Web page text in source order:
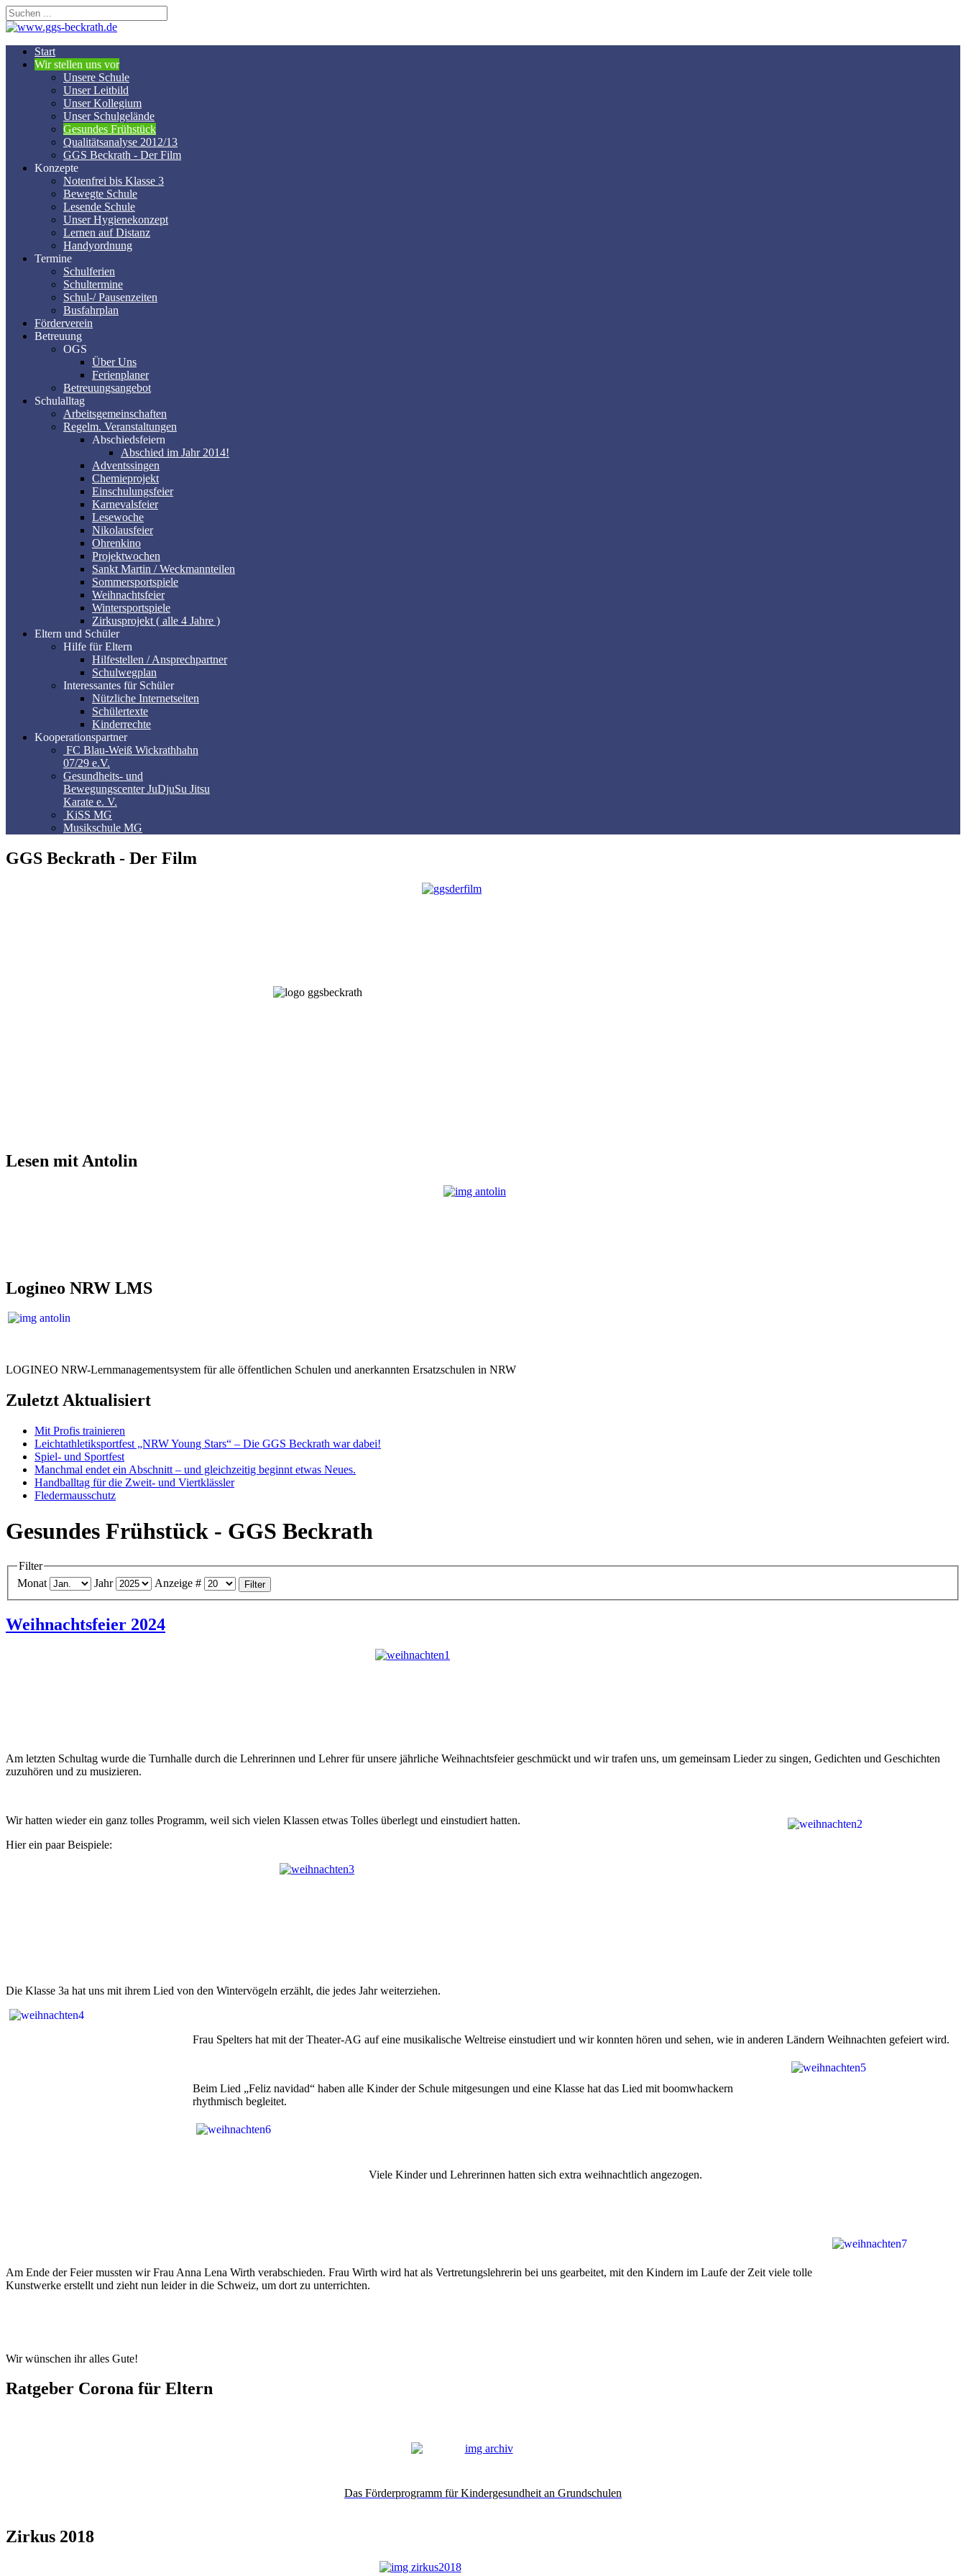
Start
Wir stellen uns vor
Unsere Schule
Unser Leitbild
Unser Kollegium
Unser Schulgelände
Gesundes Frühstück
Qualitätsanalyse 2012/13
GGS Beckrath - Der Film
Konzepte
Notenfrei bis Klasse 3
Bewegte Schule
Lesende Schule
Unser Hygienekonzept
Lernen auf Distanz
Handyordnung
Termine
Schulferien
Schultermine
Schul-/ Pausenzeiten
Busfahrplan
Förderverein
Betreuung
OGS
Über Uns
Ferienplaner
Betreuungsangebot
Schulalltag
Arbeitsgemeinschaften
Regelm. Veranstaltungen
Abschiedsfeiern
Abschied im Jahr 2014!
Adventssingen
Chemieprojekt
Einschulungsfeier
Karnevalsfeier
Lesewoche
Nikolausfeier
Ohrenkino
Projektwochen
Sankt Martin / Weckmannteilen
Sommersportspiele
Weihnachtsfeier
Wintersportspiele
Zirkusprojekt ( alle 4 Jahre )
Eltern und Schüler
Hilfe für Eltern
Hilfestellen / Ansprechpartner
Schulwegplan
Interessantes für Schüler
Nützliche Internetseiten
Schülertexte
Kinderrechte
Kooperationspartner
FC Blau-Weiß Wickrathhahn
07/29 e.V.
Gesundheits- und
Bewegungscenter JuDjuSu Jitsu
Karate e. V.
KiSS MG
Musikschule MG
GGS Beckrath - Der Film
Lesen mit Antolin
Logineo NRW LMS
LOGINEO NRW-Lernmanagementsystem für alle öffentlichen Schulen und anerkannten Ersatzschulen in NRW
Zuletzt Aktualisiert
Mit Profis trainieren
Leichtathletiksportfest „NRW Young Stars“ – Die GGS Beckrath war dabei!
Spiel- und Sportfest
Manchmal endet ein Abschnitt – und gleichzeitig beginnt etwas Neues.
Handballtag für die Zweit- und Viertklässler
Fledermausschutz
Gesundes Frühstück - GGS Beckrath
Filter
Monat
Jahr Anzeige # Filter
Weihnachtsfeier 2024
Am letzten Schultag wurde die Turnhalle durch die Lehrerinnen und Lehrer für unsere jährliche Weihnachtsfeier geschmückt und wir trafen uns, um gemeinsam Lieder zu singen, Gedichten und Geschichten
zuzuhören und zu musizieren.
Wir hatten wieder ein ganz tolles Programm, weil sich vielen Klassen etwas Tolles überlegt und einstudiert hatten.
Hier ein paar Beispiele:
Die Klasse 3a hat uns mit ihrem Lied von den Wintervögeln erzählt, die jedes Jahr weiterziehen.
Frau Spelters hat mit der Theater-AG auf eine musikalische Weltreise einstudiert und wir konnten hören und sehen, wie in anderen Ländern Weihnachten gefeiert wird.
Beim Lied „Feliz navidad“ haben alle Kinder der Schule mitgesungen und eine Klasse hat das Lied mit boomwhackern
rhythmisch begleitet.
Viele Kinder und Lehrerinnen hatten sich extra weihnachtlich angezogen.
Am Ende der Feier mussten wir Frau Anna Lena Wirth verabschieden. Frau Wirth wird hat als Vertretungslehrerin bei uns gearbeitet, mit den Kindern im Laufe der Zeit viele tolle
Kunstwerke erstellt und zieht nun leider in die Schweiz, um dort zu unterrichten.
Wir wünschen ihr alles Gute!
Ratgeber Corona für Eltern
Das Förderprogramm für Kindergesundheit an Grundschulen
Zirkus 2018